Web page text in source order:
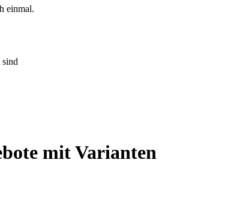
einmal.
sind
mit Varianten